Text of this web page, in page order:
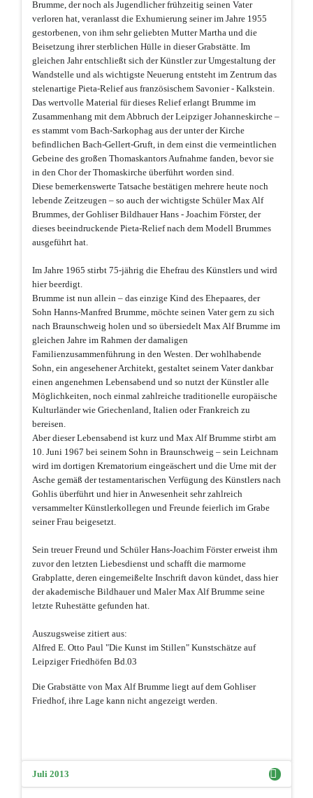
Brumme, der noch als Jugendlicher frühzeitig seinen Vater
verloren hat, veranlasst die Exhumierung seiner im Jahre 1955
gestorbenen, von ihm sehr geliebten Mutter Martha und die
Beisetzung ihrer sterblichen Hülle in dieser Grabstätte. Im
gleichen Jahr entschließt sich der Künstler zur Umgestaltung der
Wandstelle und als wichtigste Neuerung entsteht im Zentrum das
stelenartige Pieta-Relief aus französischem Savonier - Kalkstein.
Das wertvolle Material für dieses Relief erlangt Brumme im
Zusammenhang mit dem Abbruch der Leipziger Johanneskirche –
es stammt vom Bach-Sarkophag aus der unter der Kirche
befindlichen Bach-Gellert-Gruft, in dem einst die vermeintlichen
Gebeine des großen Thomaskantors Aufnahme fanden, bevor sie
in den Chor der Thomaskirche überführt worden sind.
Diese bemerkenswerte Tatsache bestätigen mehrere heute noch
lebende Zeitzeugen – so auch der wichtigste Schüler Max Alf
Brummes, der Gohliser Bildhauer Hans - Joachim Förster, der
dieses beeindruckende Pieta-Relief nach dem Modell Brummes
ausgeführt hat.
Im Jahre 1965 stirbt 75-jährig die Ehefrau des Künstlers und wird
hier beerdigt.
Brumme ist nun allein – das einzige Kind des Ehepaares, der
Sohn Hanns-Manfred Brumme, möchte seinen Vater gern zu sich
nach Braunschweig holen und so übersiedelt Max Alf Brumme im
gleichen Jahre im Rahmen der damaligen
Familienzusammenführung in den Westen. Der wohlhabende
Sohn, ein angesehener Architekt, gestaltet seinem Vater dankbar
einen angenehmen Lebensabend und so nutzt der Künstler alle
Möglichkeiten, noch einmal zahlreiche traditionelle europäische
Kulturländer wie Griechenland, Italien oder Frankreich zu
bereisen.
Aber dieser Lebensabend ist kurz und Max Alf Brumme stirbt am
10. Juni 1967 bei seinem Sohn in Braunschweig – sein Leichnam
wird im dortigen Krematorium eingeäschert und die Urne mit der
Asche gemäß der testamentarischen Verfügung des Künstlers nach
Gohlis überführt und hier in Anwesenheit sehr zahlreich
versammelter Künstlerkollegen und Freunde feierlich im Grabe
seiner Frau beigesetzt.
Sein treuer Freund und Schüler Hans-Joachim Förster erweist ihm
zuvor den letzten Liebesdienst und schafft die marmorne
Grabplatte, deren eingemeißelte Inschrift davon kündet, dass hier
der akademische Bildhauer und Maler Max Alf Brumme seine
letzte Ruhestätte gefunden hat.
Auszugsweise zitiert aus:
Alfred E. Otto Paul "Die Kunst im Stillen" Kunstschätze auf
Leipziger Friedhöfen Bd.03
Die Grabstätte von Max Alf Brumme liegt auf dem Gohliser
Friedhof, ihre Lage kann nicht angezeigt werden.
Juli 2013